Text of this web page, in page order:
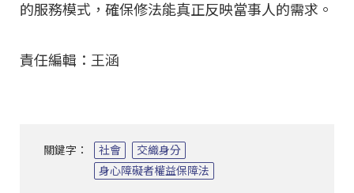
的服務模式，確保修法能真正反映當事人的需求。
責任編輯：王涵
關鍵字： 社會
交織身分
身心障礙者權益保障法